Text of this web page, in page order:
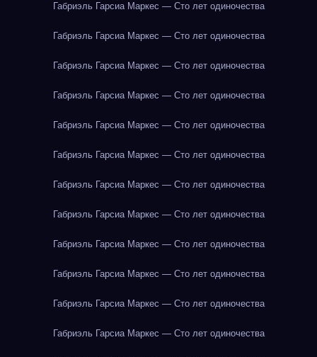
Габриэль Гарсиа Маркес — Сто лет одиночества
Габриэль Гарсиа Маркес — Сто лет одиночества
Габриэль Гарсиа Маркес — Сто лет одиночества
Габриэль Гарсиа Маркес — Сто лет одиночества
Габриэль Гарсиа Маркес — Сто лет одиночества
Габриэль Гарсиа Маркес — Сто лет одиночества
Габриэль Гарсиа Маркес — Сто лет одиночества
Габриэль Гарсиа Маркес — Сто лет одиночества
Габриэль Гарсиа Маркес — Сто лет одиночества
Габриэль Гарсиа Маркес — Сто лет одиночества
Габриэль Гарсиа Маркес — Сто лет одиночества
Габриэль Гарсиа Маркес — Сто лет одиночества